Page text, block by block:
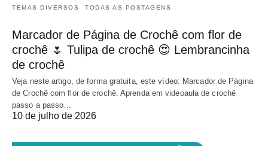
TEMAS DIVERSOS TODAS AS POSTAGENS
Marcador de Página de Crochê com flor de
crochê 🌷 Tulipa de crochê 😍 Lembrancinha
de crochê
Veja neste artigo, de forma gratuita, este vídeo: Marcador de Página
de Crochê com flor de crochê. Aprenda em videoaula de crochê
passo a passo…
10 de julho de 2026